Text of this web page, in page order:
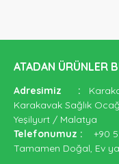
ATADAN ÜRÜNLER
Adresimiz :
Karakavak Sağlık
Yeşilyurt / Malatya
Telefonumuz : +90
Tamamen Doğal, Ev